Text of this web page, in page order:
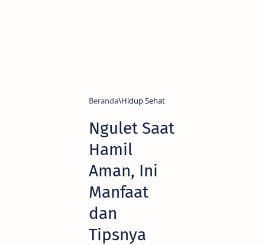
Beranda Hidup Sehat
Ngulet Saat
Hamil
Aman, Ini
Manfaat
dan
Tipsnya